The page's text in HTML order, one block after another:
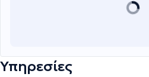
Υπηρεσίες